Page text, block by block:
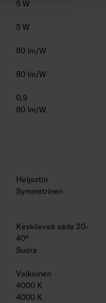
5 W
5 W
80 lm/W
80 lm/W
0.9
80 lm/W
Heijastin
Symmetrinen
Keskileveä säde 20-
40°
Suora
Valkoinen
4000 K
4000 K